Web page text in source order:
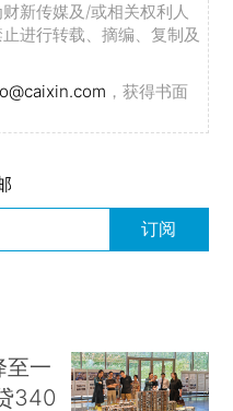
新传媒及/或相关权利人
进行转载、摘编、复制及
，获得书面
订阅
至一
340